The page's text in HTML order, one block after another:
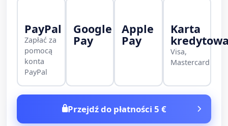
PayPal
Zapłać za
pomocą
konta
PayPal
Google
Pay
Apple
Pay
Karta
Visa,
Mastercard
Przejdź do płatności 5 €